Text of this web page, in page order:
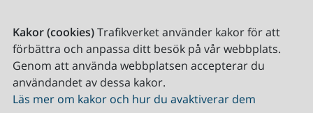
Kakor (cookies)Trafikverket använder kakor för att
förbättra och anpassa ditt besök på vår webbplats.
Genom att använda webbplatsen accepterar du
användandet av dessa kakor.
Läs mer om kakor och hur du avaktiverar dem